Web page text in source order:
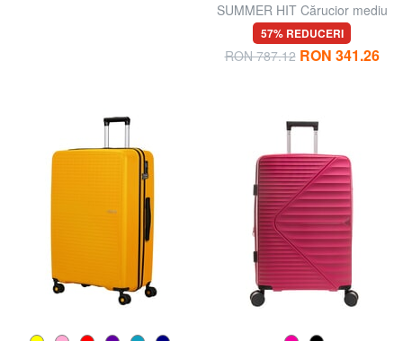
SUMMER HIT Cărucior mediu
57% REDUCERI
RON 787.12 RON 341.26